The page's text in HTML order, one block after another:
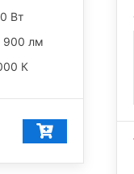
Вт
900 лм
К